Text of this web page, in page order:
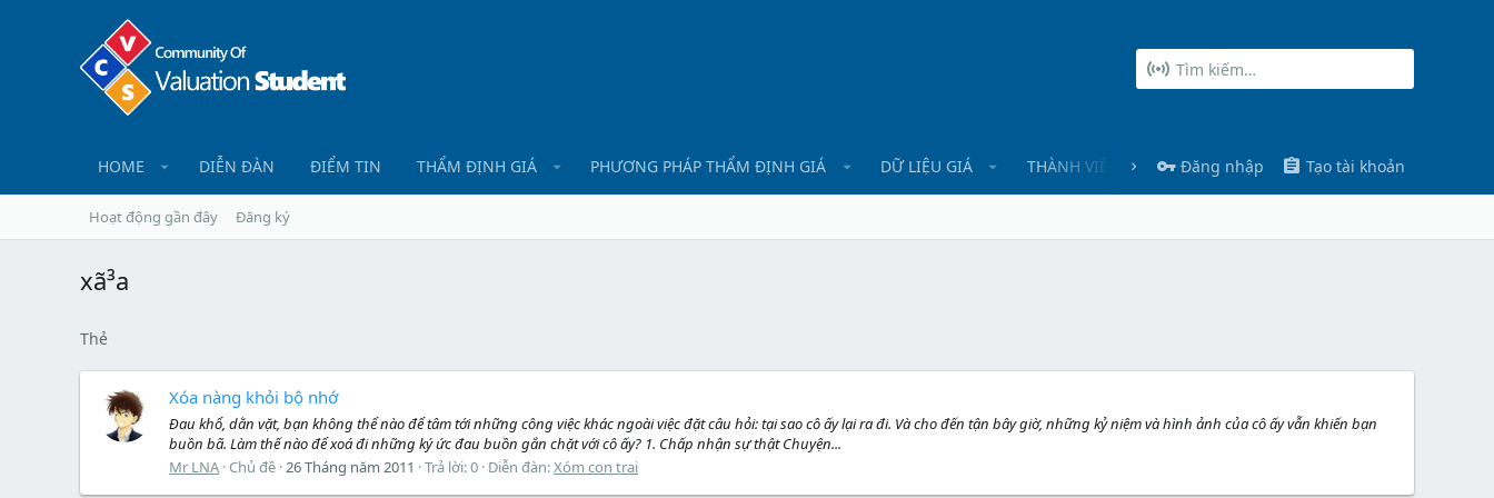
HOME DIỄN ĐÀN ĐIỂM TIN THẨM ĐỊNH GIÁ PHƯƠNG PHÁP THẨM ĐỊNH GIÁ DỮ LIỆU GIÁ THÀNH VIÊN Đăng nhập Tạo tài khoản
Hoạt động gần đây Đăng ký
xã³a
Thẻ
Xóa nàng khỏi bộ nhớ
Đau khổ, dằn vặt, bạn không thể nào để tâm tới những công việc khác ngoài việc đặt câu hỏi: tại sao cô ấy lại ra đi. Và cho đến tận bây giờ, những kỷ niệm và hình ảnh của cô ấy vẫn khiến bạn
buồn bã. Làm thế nào để xoá đi những ký ức đau buồn gắn chặt với cô ấy? 1. Chấp nhận sự thật Chuyện...
Mr LNA Chủ đề 26 Tháng năm 2011 Trả lời: 0 Diễn đàn:Xóm con trai